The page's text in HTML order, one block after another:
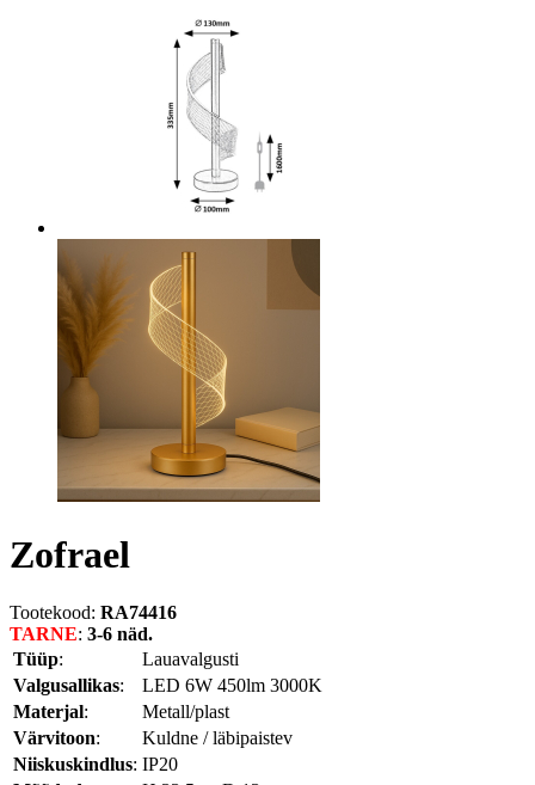
Zofrael
Tootekood: RA74416
TARNE: 3-6 näd.
Tüüp:
Lauavalgusti
Valgusallikas:
LED 6W 450lm 3000K
Materjal:
Metall/plast
Värvitoon:
Kuldne / läbipaistev
Niiskuskindlus: IP20